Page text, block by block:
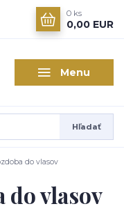
Menu
Hľadať
0 ks
0,00 EUR
do vlasov
do vlasov